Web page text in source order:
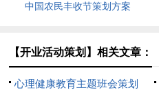
中国农民丰收节策划方案
【开业活动策划】相关文章：
心理健康教育主题班会策划